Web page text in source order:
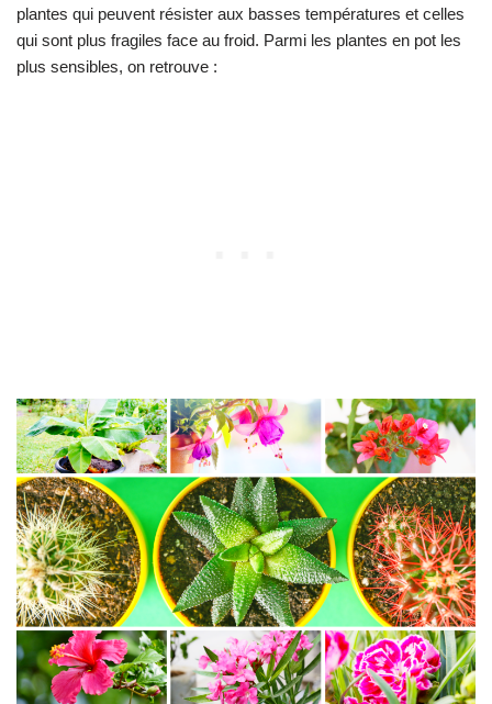
plantes qui peuvent résister aux basses températures et celles
qui sont plus fragiles face au froid. Parmi les plantes en pot les
plus sensibles, on retrouve :